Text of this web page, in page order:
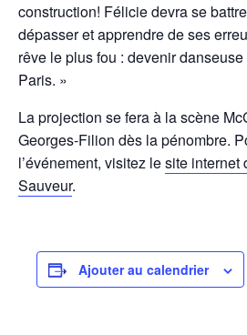
construction! Félicie devra se
dépasser et apprendre de ses
rêve le plus fou : devenir
Paris. »
La projection se fera à la scène
Georges-Filion dès la pénombre.
l’événement, visitez lesite internet
Sauveur.
Ajouter au calendrier